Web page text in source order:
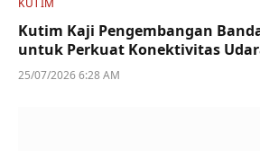
KUTIM
Kutim Kaji Pengembangan
untuk Perkuat Konektivitas
25/07/2026 6:28 AM